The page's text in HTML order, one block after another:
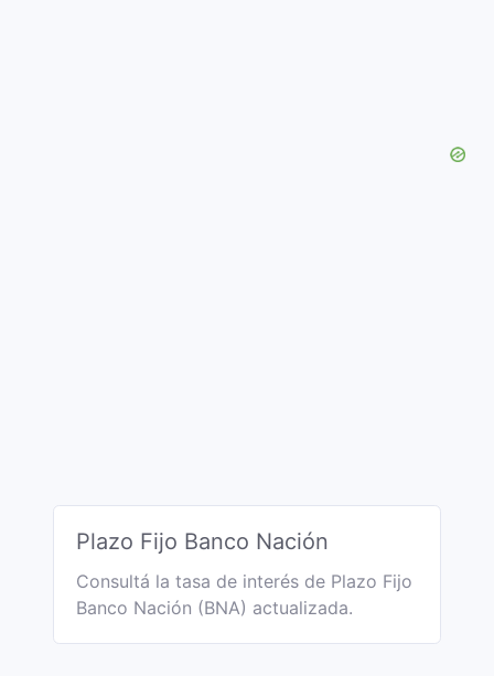
Plazo Fijo Banco Nación
Consultá la tasa de interés de Plazo Fijo
Banco Nación (BNA) actualizada.